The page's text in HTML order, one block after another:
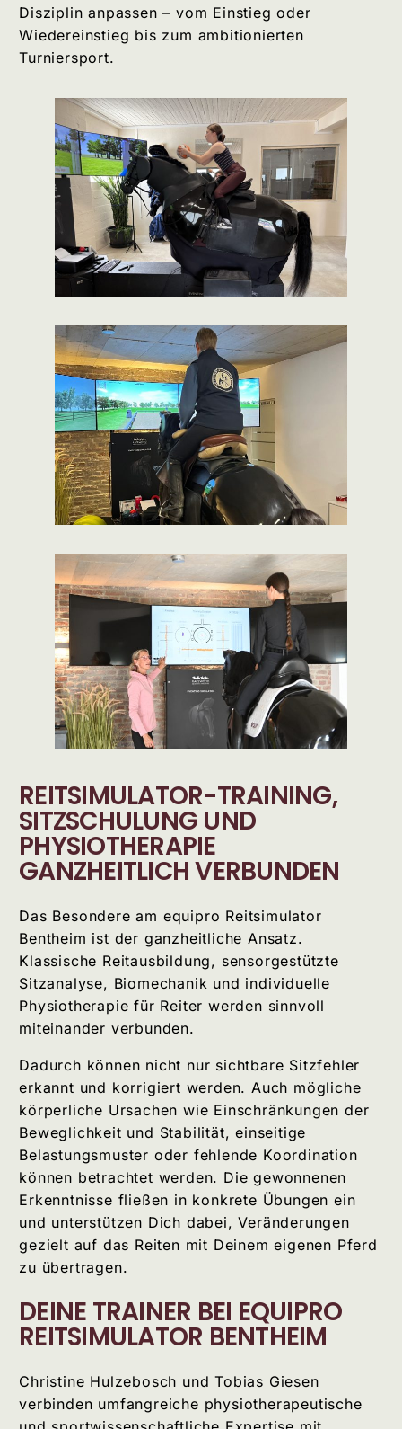
Disziplin anpassen – vom Einstieg oder
Wiedereinstieg bis zum ambitionierten
Turniersport.
REITSIMULATOR-TRAINING,
SITZSCHULUNG UND
PHYSIOTHERAPIE
GANZHEITLICH VERBUNDEN
Das Besondere am equipro Reitsimulator
Bentheim ist der ganzheitliche Ansatz.
Klassische Reitausbildung, sensorgestützte
Sitzanalyse, Biomechanik und individuelle
Physiotherapie für Reiter werden sinnvoll
miteinander verbunden.
Dadurch können nicht nur sichtbare Sitzfehler
erkannt und korrigiert werden. Auch mögliche
körperliche Ursachen wie Einschränkungen der
Beweglichkeit und Stabilität, einseitige
Belastungsmuster oder fehlende Koordination
können betrachtet werden. Die gewonnenen
Erkenntnisse fließen in konkrete Übungen ein
und unterstützen Dich dabei, Veränderungen
gezielt auf das Reiten mit Deinem eigenen Pferd
zu übertragen.
DEINE TRAINER BEI EQUIPRO
REITSIMULATOR BENTHEIM
Christine Hulzebosch und Tobias Giesen
verbinden umfangreiche physiotherapeutische